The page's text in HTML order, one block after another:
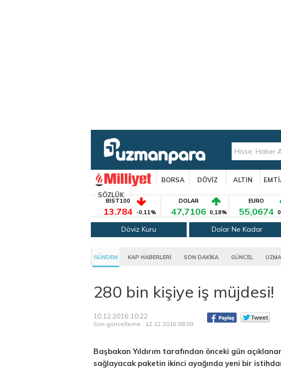
BORSA DÖVİZ ALTIN
SÖZLÜK
BIST100
13.784 -0,11%
DOLAR
47,7106 0,18%
EURO
55,0674
Döviz Kuru Dolar Ne Kadar
GÜNDEM KAP HABERLERİ SON DAKİKA GÜNCEL
280 bin kişiye iş müjdesi!
10.12.2016 10:22
Son güncelleme : 12.12.2016 08:09
Başbakan Yıldırım tarafından önceki gün
sağlayacak paketin ikinci ayağında yeni bir